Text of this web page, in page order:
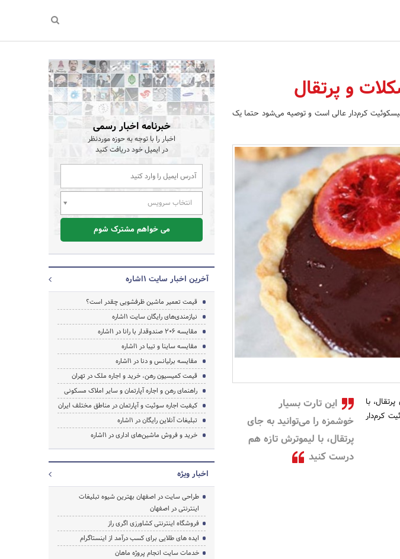
و پرتقال
کرم‌دار عالی است و توصیه می‌شود حتما یک
این تارت بسیار
خوشمزه را می‌توانید به جای
پرتقال، با لیموترش تازه هم
درست کنید
با
کرم‌دار
خبرنامه اخبار رسمی
اخبار را با توجه به حوزه موردنظر
در ایمیل خود دریافت کنید
انتخاب سرویس
می خواهم مشترک شوم
آخرین اخبار سایت 1اشاره
قیمت تعمیر ماشین ظرفشویی چقدر است؟
نیازمندی‌های رایگان سایت 1اشاره
مقایسه 206 صندوقدار با رانا در 1اشاره
مقایسه ساینا و تیبا در 1اشاره
مقایسه برلیانس و دنا در 1اشاره
قیمت کمیسیون رهن، خرید و اجاره ملک در تهران
راهنمای رهن و اجاره آپارتمان و سایر املاک مسکونی
کیفیت اجاره سوئیت و آپارتمان در مناطق مختلف ایران
تبلیغات آنلاین رایگان در 1اشاره
خرید و فروش ماشین‌های اداری در 1اشاره
اخبار ویژه
طراحی سایت در اصفهان بهترین شیوه تبلیغات
اینترنتی در اصفهان
فروشگاه اینترنتی کشاورزی اگری راز
ایده های طلایی برای کسب درآمد از اینستاگرام
خدمات سایت انجام پروژه ماهان